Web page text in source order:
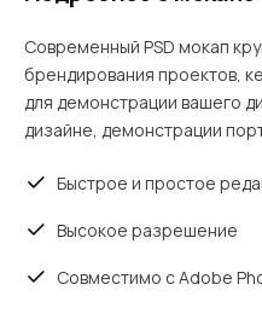
Современный PSD мокап
брендирования проектов,
для демонстрации вашего
дизайне, демонстрации
Быстрое и простое
Высокое разрешение
Совместимо с Adobe